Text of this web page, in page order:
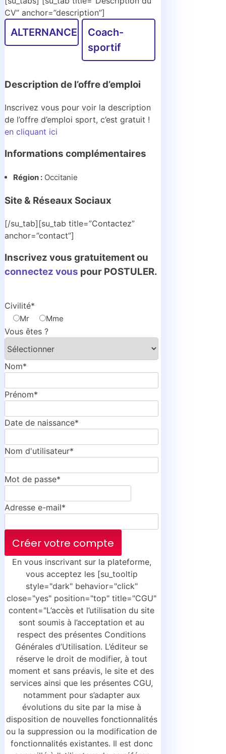
CV” anchor=”description”]
ALTERNANCE
coach-
sportif
Description de l’offre d’emploi
Inscrivez vous pour voir la description
de l’offre d’emploi sport, c’est gratuit !
en cliquant ici
Informations complémentaires
Région :Occitanie
Site & Réseaux Sociaux
[/su_tab][su_tab title=”Contactez”
anchor=”contact”]
Inscrivez vous gratuitement ou
connectez vous pour POSTULER.
Civilité*
Mr Mme
Vous êtes ?
Nom*
Prénom*
Date de naissance*
Nom d'utilisateur*
Mot de passe*
Adresse e-mail*
En vous inscrivant sur la plateforme,
vous acceptez les [su_tooltip
style="dark" behavior="click"
close="yes" position="top" title="CGU"
content="L’accès et l’utilisation du site
sont soumis à l’acceptation et au
respect des présentes Conditions
Générales d’Utilisation. L’éditeur se
réserve le droit de modifier, à tout
moment et sans préavis, le site et des
services ainsi que les présentes CGU,
notamment pour s’adapter aux
évolutions du site par la mise à
disposition de nouvelles fonctionnalités
ou la suppression ou la modification de
fonctionnalités existantes. Il est donc